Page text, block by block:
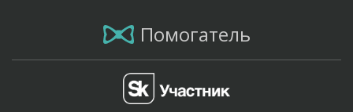
Помогатель